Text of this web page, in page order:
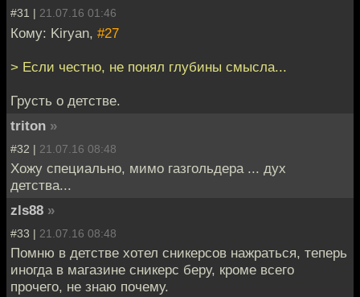
#31 | 21.07.16 01:46
Кому: Kiryan, #27
> Если честно, не понял глубины смысла...
Грусть о детстве.
triton »
#32 | 21.07.16 08:48
Хожу специально, мимо газгольдера ... дух
детства...
zls88 »
#33 | 21.07.16 08:48
Помню в детстве хотел сникерсов нажраться, теперь
иногда в магазине сникерс беру, кроме всего
прочего, не знаю почему.